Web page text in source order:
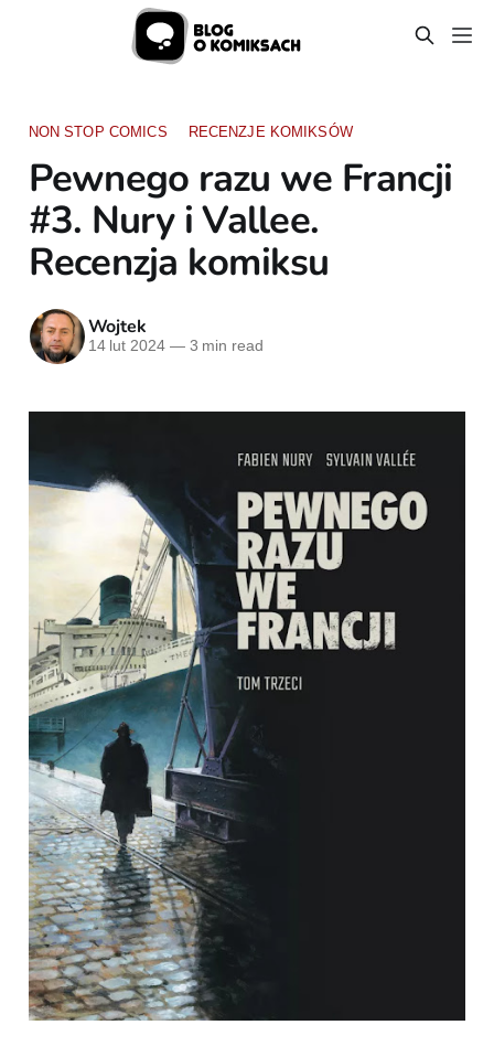
NON STOP COMICS RECENZJE KOMIKSÓW
Pewnego razu we Francji
#3. Nury i Vallee.
Recenzja komiksu
Wojtek
14 lut 2024 —3 min read